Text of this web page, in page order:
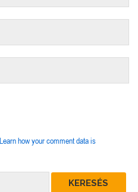
Learn how your comment data is